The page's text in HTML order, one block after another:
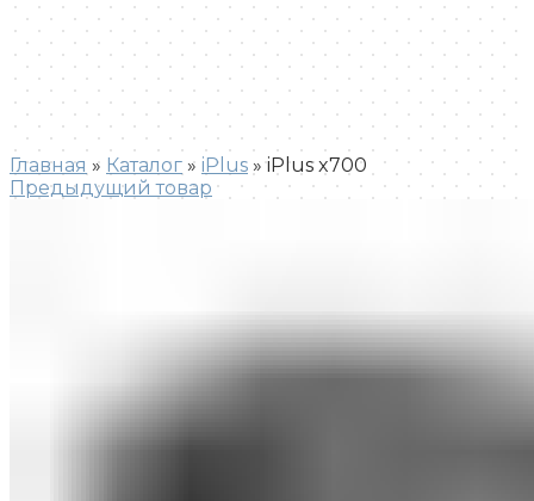
Увеличить
Главная » Каталог » iPlus »iPlus x700
Предыдущий товар